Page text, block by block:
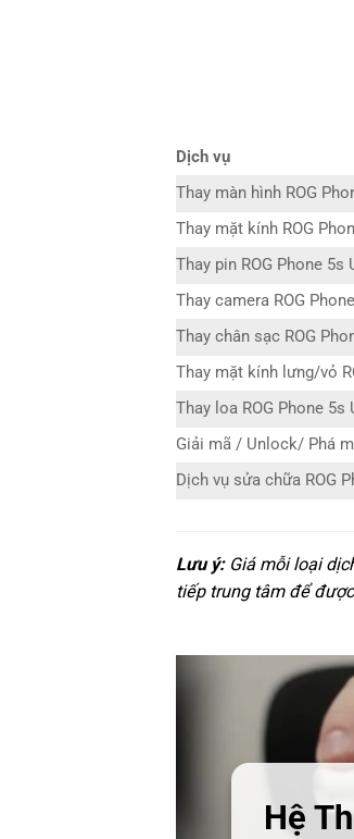
Dịch vụ
Thay màn hình ROG
Thay mặt kính ROG
Thay pin ROG Phone 5s
Thay camera ROG
Thay chân sạc ROG
Thay mặt kính lưng/vỏ
Thay loa ROG Phone
Giải mã / Unlock/ Phá
Dịch vụ sửa chữa ROG
Lưu ý:Giá mỗi loại
tiếp trung tâm để
Hệ